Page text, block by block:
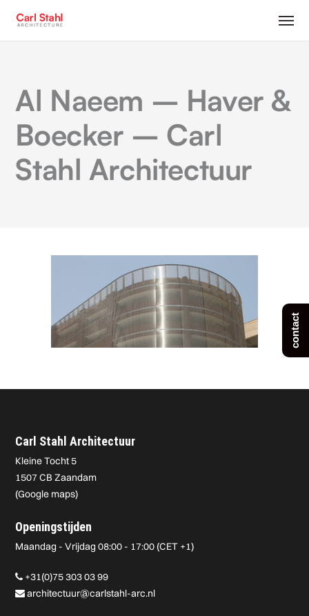
Al Naeem – Haver &
Boecker – Carl
Stahl Architectuur
Carl Stahl Architectuur
Kleine Tocht 5
1507 CB Zaandam
(Google maps)
Openingstijden
Maandag - Vrijdag 08:00 - 17:00 (CET +1)
+31(0)75 303 03 99
architectuur@carlstahl-arc.nl
contact